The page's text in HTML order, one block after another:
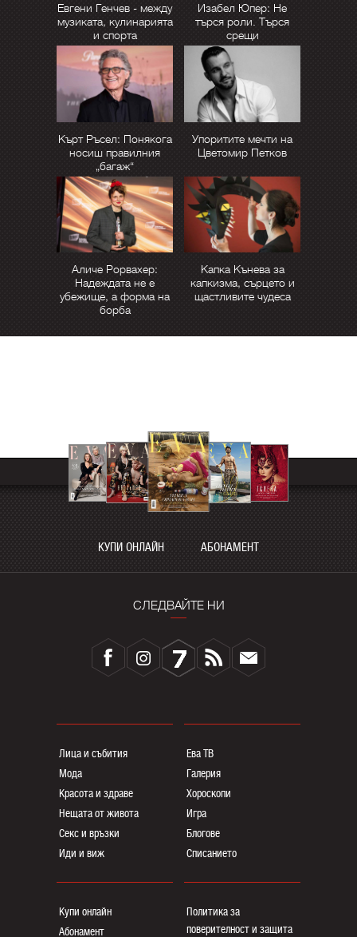
Евгени Генчев - между
музиката, кулинарията
и спорта
Изабел Юпер: Не
търся роли. Търся
срещи
Кърт Ръсел: Понякога
носиш правилния
„багаж“
Упоритите мечти на
Цветомир Петков
Аличе Рорвахер:
Надеждата не е
убежище, а форма на
борба
Капка Кънева за
капкизма, сърцето и
щастливите чудеса
КУПИ ОНЛАЙН АБОНАМЕНТ
СЛЕДВАЙТЕ НИ
Лица и събития
Мода
Красота и здраве
Нещата от живота
Секс и връзки
Иди и виж
Ева ТВ
Галерия
Хороскопи
Игра
Блогoве
Списанието
Купи онлайн
Абонамент
Политика за
поверителност и защита